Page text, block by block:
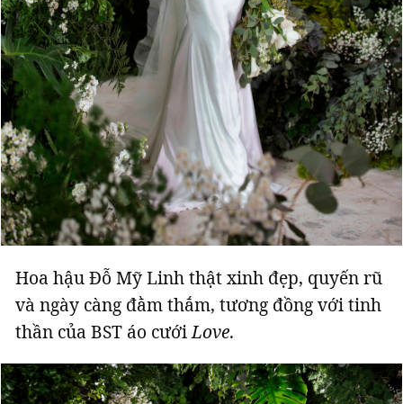
Hotline
0906 645 777
Liên hệ quảng cáo
0908 780 404
Đặt báo Quảng cáo RSS Tòa soạn Chính sách bảo
Tổng biên tập: Nguyễn Ngọc Toàn
Phó tổng biên tập: Hải Thành
Ủy viên Ban biên tập - Tổng Thư ký tòa soạn: Trần Việt Hưng
Giấy phép xuất bản số 110/GP - BTTTT cấp ngày 24.3.2020
© 2003-2026 Bản quyền thuộc về Báo Thanh Niên. Cấm sao chép
dưới mọi hình thức nếu không có sự chấp thuận bằng văn bản.
Phát triển bởi ePi Technologies, JSC.
Hoa hậu Đỗ Mỹ Linh thật xinh đẹp, quyến rũ
và ngày càng đằm thắm, tương đồng với tinh
thần của BST áo cướiLove.